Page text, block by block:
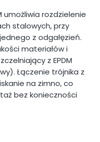
umożliwia rozdzielenie
stalowych, przy
z odgałęzień.
materiałów i
z EPDM
Łączenie trójnika z
na zimno, co
bez konieczności